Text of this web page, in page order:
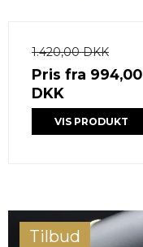
1.420,00 DKK
Pris fra 994,00
DKK
VIS PRODUKT
Tilbud